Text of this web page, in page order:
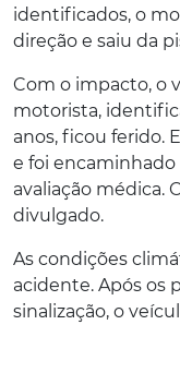
identificados, o
direção e saiu da
Com o impacto, o
motorista,
anos, ficou ferido.
e foi
avaliação médica.
divulgado.
As condições
acidente. Após os
sinalização, o